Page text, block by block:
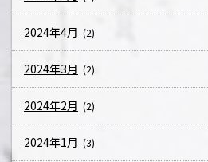
2024年4月 (2)
2024年3月 (2)
2024年2月 (2)
2024年1月 (3)